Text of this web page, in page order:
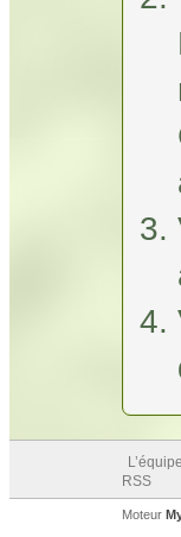
RSS
Moteur